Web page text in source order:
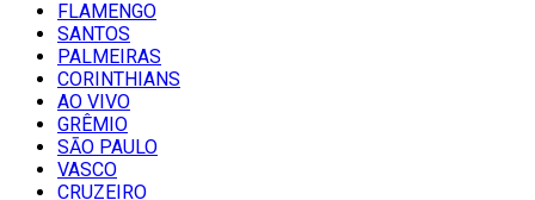
FLAMENGO
SANTOS
PALMEIRAS
CORINTHIANS
AO VIVO
GRÊMIO
SĀO PAULO
VASCO
CRUZEIRO